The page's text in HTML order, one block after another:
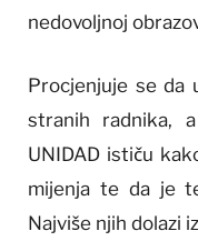
nedovoljnoj
Procjenjuje se
stranih radnika,
UNIDAD ističu
mijenja te da je
Najviše njih dolazi